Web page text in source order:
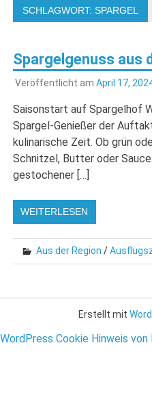
SCHLAGWORT:SPARGEL
Spargelgenuss aus
Veröffentlicht am April 17,
Saisonstart auf Spargelhof
Spargel-Genießer der
kulinarische Zeit. Ob grün
Schnitzel, Butter oder
gestochener […]
WEITERLESEN
Aus der Region /
Erstellt mit
WordPress Cookie Hinweis von